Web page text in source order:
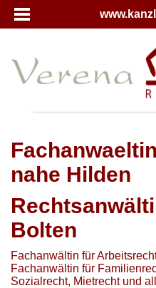
nahe Hilden
Bolten
Fachanwältin für
Fachanwältin für
Sozialrecht, Mietrecht und